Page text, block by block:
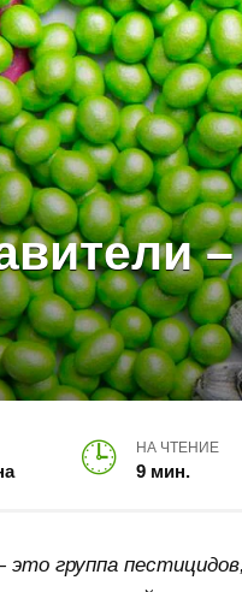
НА ЧТЕНИЕ
9 мин.
группа